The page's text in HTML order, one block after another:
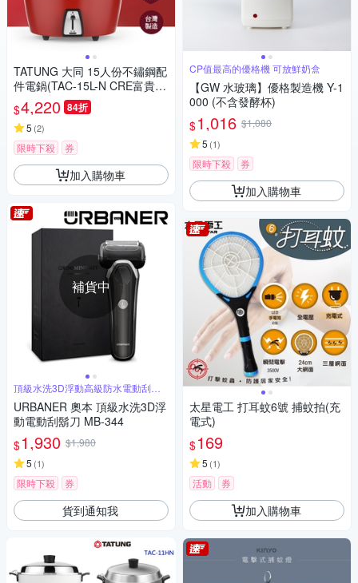
TATUNG 大同 15人份不鏽鋼配
件電鍋(TAC-15L-N CRE富貴
紅)
$4,220 84折
5 (2)
限時下殺 券
加入購物車
補貨中
頂級水洗3D浮動高級防水電動刮鬍
刀
URBANER 奧本 頂級水洗3D浮
動電動刮鬍刀 MB-344
$1,930 $1,980
5 (1)
限時下殺 券
貨到通知我
CP值最高的優格機 可放鮮奶盒
【GW 水玻璃】優格製造機 Y-1
000 (不含發酵杯)
$1,016 $1,080
5 (1)
限時下殺 券
加入購物車
太星電工 打耳蚊6號 捕蚊拍(充
電式)
$169
5 (1)
活動 券
加入購物車